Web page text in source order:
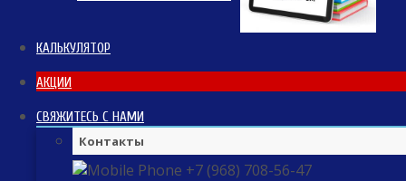
КАЛЬКУЛЯТОР
АКЦИИ
СВЯЖИТЕСЬ С НАМИ
Контакты
+7 (968) 708-56-47